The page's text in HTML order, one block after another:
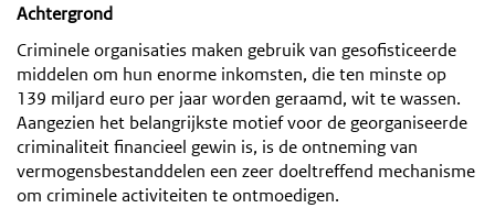
Achtergrond
Criminele organisaties maken gebruik van gesofisticeerde
middelen om hun enorme inkomsten, die ten minste op
139 miljard euro per jaar worden geraamd, wit te wassen.
Aangezien het belangrijkste motief voor de georganiseerde
criminaliteit financieel gewin is, is de ontneming van
vermogensbestanddelen een zeer doeltreffend mechanisme
om criminele activiteiten te ontmoedigen.